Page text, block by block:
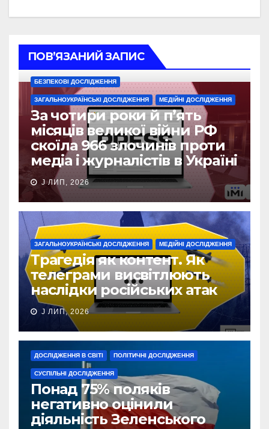
ПОВ’ЯЗАНИЙ ЗАПИС
БЕЗПЕКОВІ ДОСЛІДЖЕННЯ
ЗАГАЛЬНОУКРАЇНСЬКІ ДОСЛІДЖЕННЯ МЕДІЙНІ ДОСЛІДЖЕННЯ
За чотири роки й п’ять
місяців великої війни РФ
скоїла 966 злочинів проти
медіа і журналістів в Україні
J ЛИП, 2026
ЗАГАЛЬНОУКРАЇНСЬКІ ДОСЛІДЖЕННЯ МЕДІЙНІ ДОСЛІДЖЕННЯ
Трагедія як контент. Як
телеграми висвітлюють
наслідки російських атак
J ЛИП, 2026
ДОСЛІДЖЕННЯ В СВІТІ ПОЛІТИЧНІ ДОСЛІДЖЕННЯ
СУСПІЛЬНІ ДОСЛІДЖЕННЯ
Понад 75% поляків
негативно оцінили
діяльність Зеленського